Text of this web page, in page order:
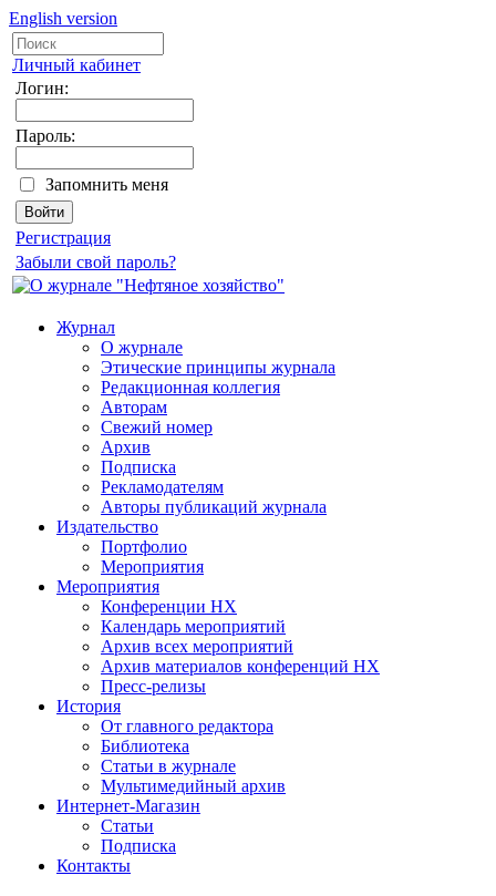
English version
Личный кабинет
Логин:
Пароль:
Запомнить меня
Регистрация
Забыли свой пароль?
Журнал
О журнале
Этические принципы журнала
Редакционная коллегия
Авторам
Свежий номер
Архив
Подписка
Рекламодателям
Авторы публикаций журнала
Издательство
Портфолио
Мероприятия
Мероприятия
Конференции НХ
Календарь мероприятий
Архив всех мероприятий
Архив материалов конференций НХ
Пресс-релизы
История
От главного редактора
Библиотека
Статьи в журнале
Мультимедийный архив
Интернет-Магазин
Статьи
Подписка
Контакты